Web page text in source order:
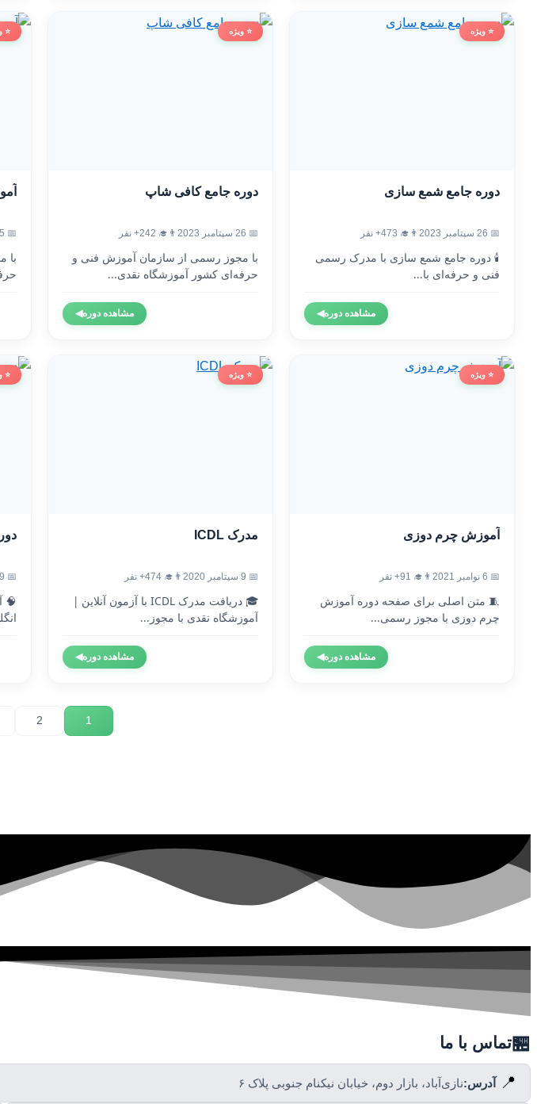
⭐ ویژه
دوره جامع شمع سازی
📅 26 سپتامبر 2023 👨‍🎓 473+ نفر
🕯️ دوره جامع شمع سازی با مدرک رسمی
فنی و حرفه‌ای با...
مشاهده دوره◀
⭐ ویژه
دوره جامع کافی شاپ
📅 26 سپتامبر 2023 👨‍🎓 242+ نفر
با مجوز رسمی از سازمان آموزش فنی و
حرفه‌ای کشور آموزشگاه نقدی...
مشاهده دوره◀
⭐
📅 25 سپتامبر 2023
با
⭐ ویژه
آموزش چرم دوزی
📅 6 نوامبر 2021 👨‍🎓 91+ نفر
🧵 متن اصلی برای صفحه دوره آموزش
چرم دوزی با مجوز رسمی...
مشاهده دوره◀
⭐ ویژه
مدرک ICDL
📅 9 سپتامبر 2020 👨‍🎓 474+ نفر
🎓 دریافت مدرک ICDL با آزمون آنلاین |
آموزشگاه نقدی با مجوز...
مشاهده دوره◀
⭐
📅 9 سپتامبر 2020
🧠
1
2
🏪تماس با ما
📍 آدرس:نازی‌آباد، بازار دوم، خیابان نیکنام جنوبی پلاک ۶